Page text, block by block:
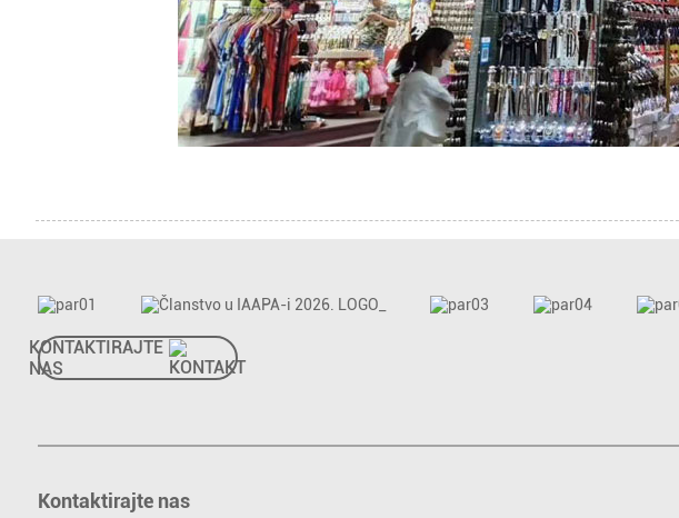
KONTAKTIRAJTE
NAS
Kontaktirajte nas